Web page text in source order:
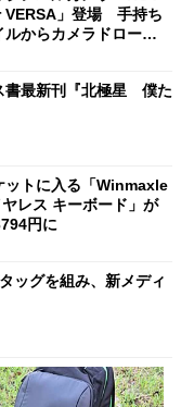
VERSA」登場 手持ち
ルからカメラドローン
書最新刊『北極星 僕た
ットに入る「Winmaxle
レス キーボード」が
円に
ッグを組み、新メディ